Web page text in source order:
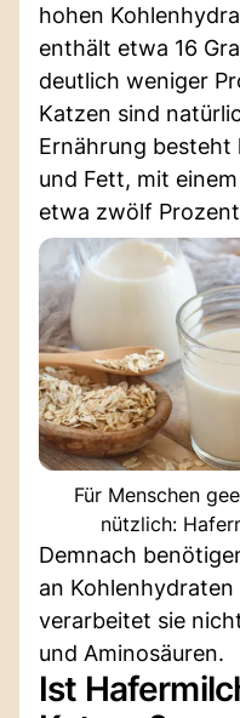
hohen
enthält etwa 16
deutlich weniger
Katzen sind
Ernährung besteht
und Fett, mit
etwa zwölf
Für Menschen
nützlich:
Demnach
an
verarbeitet sie
und Aminosäuren.
Ist